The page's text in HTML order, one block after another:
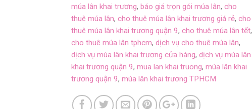
múa lân khai trương, báo giá trọn gói múa lân, cho
thuê múa lân, cho thuê múa lân khai trương giá rẻ, cho
thuê múa lân khai trương quận 9, cho thuê múa lân tết,
cho thuê múa lân tphcm, dịch vụ cho thuê múa lân,
dịch vụ múa lân khai trương cửa hàng, dịch vụ múa lân
khai trương quận 9, mua lan khai truong, múa lân khai
trương quận 9, múa lân khai trương TPHCM